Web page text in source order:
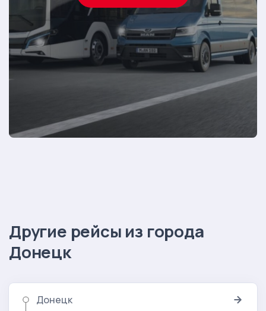
Другие рейсы из города
Донецк
Донецк